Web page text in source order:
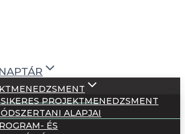
PROJEKTMENEDZSMENT
ALAPJAI
ÉS